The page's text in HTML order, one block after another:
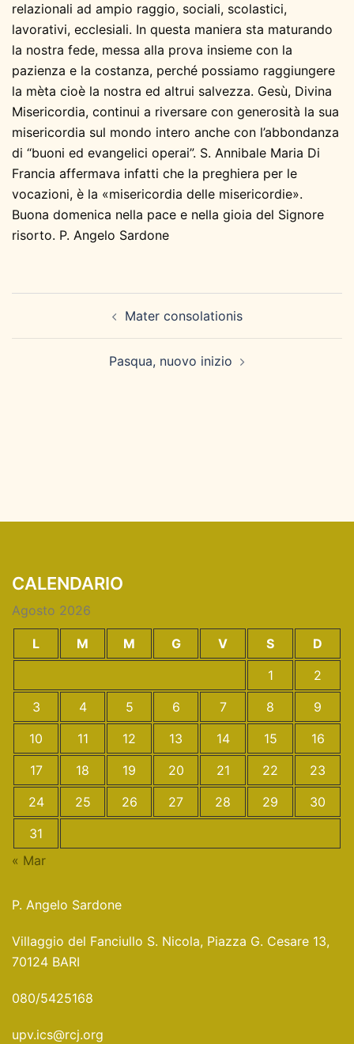
relazionali ad ampio raggio, sociali, scolastici,
lavorativi, ecclesiali. In questa maniera sta maturando
la nostra fede, messa alla prova insieme con la
pazienza e la costanza, perché possiamo raggiungere
la mèta cioè la nostra ed altrui salvezza. Gesù, Divina
Misericordia, continui a riversare con generosità la sua
misericordia sul mondo intero anche con l’abbondanza
di “buoni ed evangelici operai”. S. Annibale Maria Di
Francia affermava infatti che la preghiera per le
vocazioni, è la «misericordia delle misericordie».
Buona domenica nella pace e nella gioia del Signore
risorto. P. Angelo Sardone
Mater consolationis
Pasqua, nuovo inizio
CALENDARIO
Agosto 2026
L M M G V S
D
1
2
3
4 5 6 7 8
9
10
11 12 13 14 15
16
17
18 19 20 21 22
23
24
25 26 27 28 29
30
31
« Mar
P. Angelo Sardone
Villaggio del Fanciullo S. Nicola, Piazza G. Cesare 13,
70124 BARI
080/5425168
upv.ics@rcj.org